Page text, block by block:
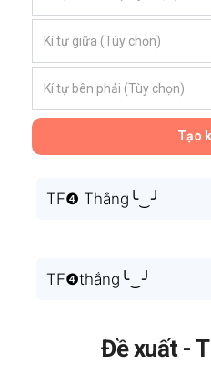
Tạo
TF❹ Thắng╰‿╯
TF❹thắng╰‿╯
Đề xuất -